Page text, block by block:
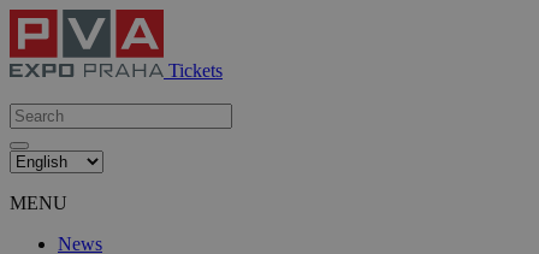
Tickets
MENU
News